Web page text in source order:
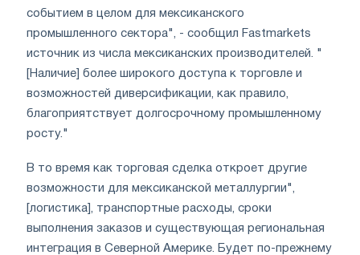
событием в целом для мексиканского
промышленного сектора", - сообщил Fastmarkets
источник из числа мексиканских производителей. "
[Наличие] более широкого доступа к торговле и
возможностей диверсификации, как правило,
благоприятствует долгосрочному промышленному
росту."
В то время как торговая сделка откроет другие
возможности для мексиканской металлургии",
[логистика], транспортные расходы, сроки
выполнения заказов и существующая региональная
интеграция в Северной Америке. Будет по-прежнему